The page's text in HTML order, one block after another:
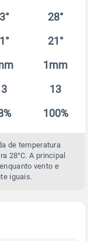
28°
21°
1mm
13
100%
de temperatura
28°C. A principal
vento e
iguais.